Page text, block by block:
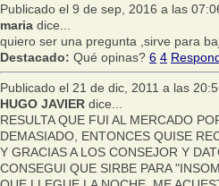
Publicado el 9 de sep, 2016 a las
maria dice...
quiero ser una pregunta ,sirve para
Destacado: Qué opinas? 6 4
Publicado el 21 de dic, 2011 a las
HUGO JAVIER dice...
RESULTA QUE FUI AL MERCADO
DEMASIADO, ENTONCES QUISE
Y GRACIAS A LOS CONSEJOR Y
CONSEGUI QUE SIRBE PARA